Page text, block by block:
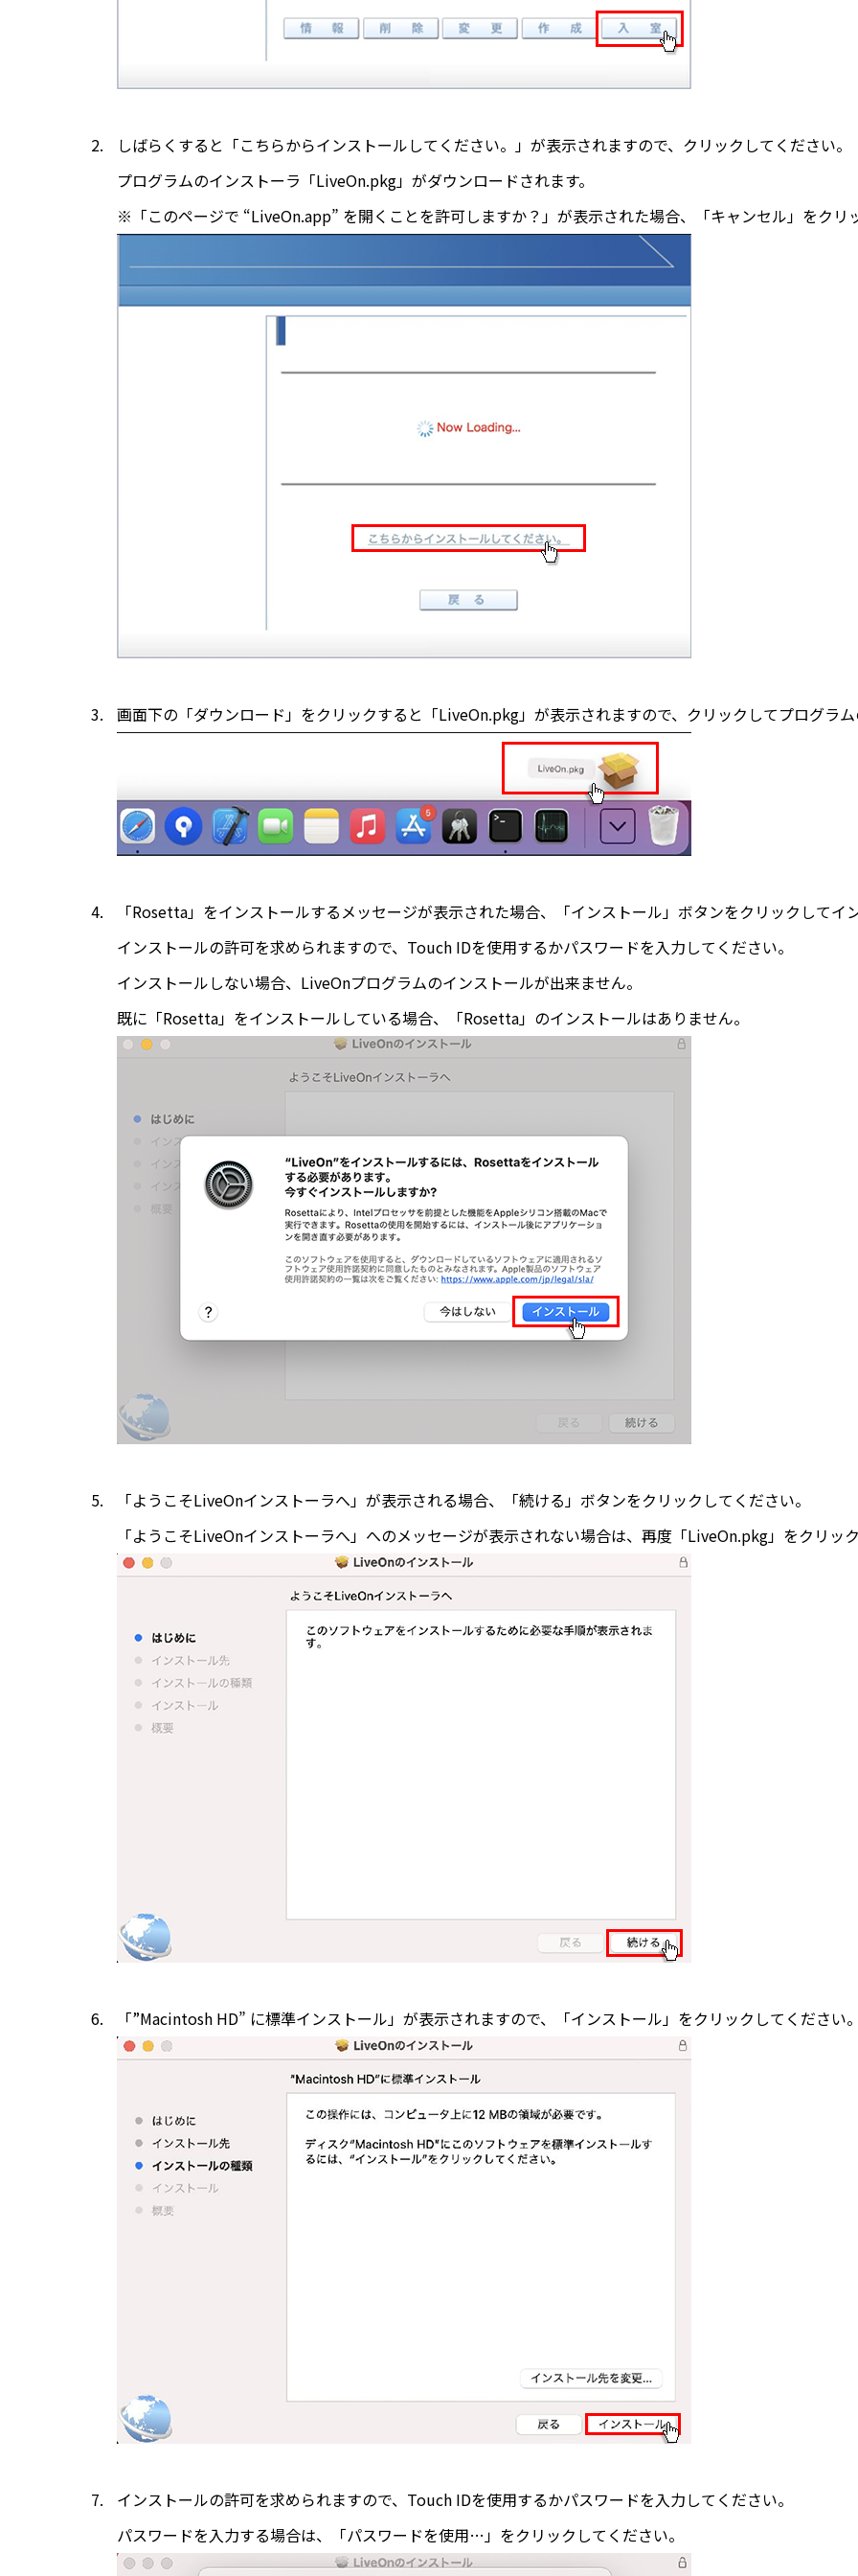
しばらくすると「こちらからインストールしてください。」が表示されますので、クリックしてください。
プログラムのインストーラ「LiveOn.pkg」がダウンロードされます。
※「このページで “LiveOn.app” を開くことを許可しますか？」が表示された場合、「キャンセル」をクリ
画面下の「ダウンロード」をクリックすると「LiveOn.pkg」が表示されますので、クリックしてプログラム
「Rosetta」をインストールするメッセージが表示された場合、「インストール」ボタンをクリックしてイ
インストールの許可を求められますので、Touch IDを使用するかパスワードを入力してください。
インストールしない場合、LiveOnプログラムのインストールが出来ません。
既に「Rosetta」をインストールしている場合、「Rosetta」のインストールはありません。
「ようこそLiveOnインストーラへ」が表示される場合、「続ける」ボタンをクリックしてください。
「ようこそLiveOnインストーラへ」へのメッセージが表示されない場合は、再度「LiveOn.pkg」をクリッ
「”Macintosh HD” に標準インストール」が表示されますので、「インストール」をクリックしてください。
インストールの許可を求められますので、Touch IDを使用するかパスワードを入力してください。
パスワードを入力する場合は、「パスワードを使用…」をクリックしてください。